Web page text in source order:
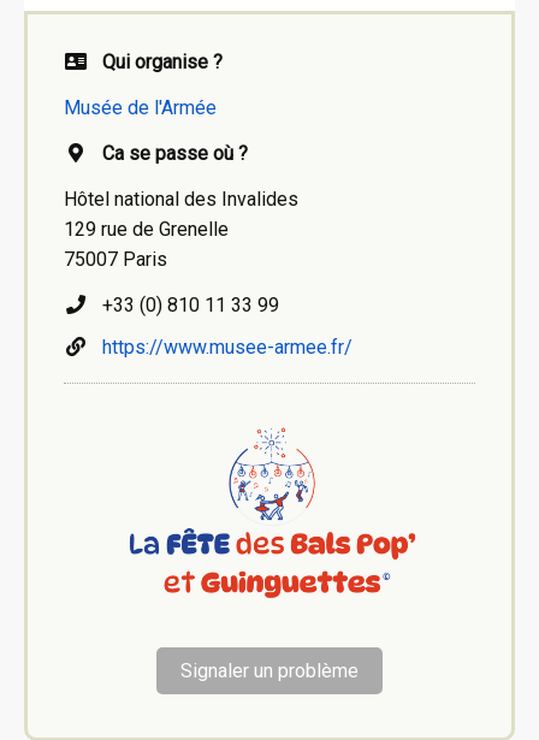
Qui organise ?
Musée de l'Armée
Ca se passe où ?
Hôtel national des Invalides
129 rue de Grenelle
75007 Paris
+33 (0) 810 11 33 99
https://www.musee-armee.fr/
Signaler un problème